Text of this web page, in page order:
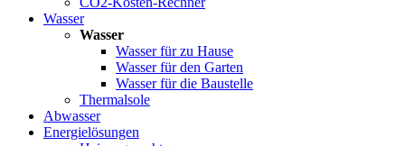
Wasser
Wasser
Wasser für zu Hause
Wasser für den Garten
Wasser für die Baustelle
Thermalsole
Abwasser
Energielösungen